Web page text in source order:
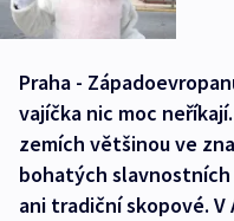
Praha -
vajíčka nic moc
zemích většinou ve
bohatých
ani tradiční skopové.